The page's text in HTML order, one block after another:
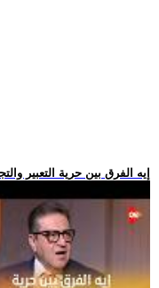
.. إيه الفرق بين حرية التعبير